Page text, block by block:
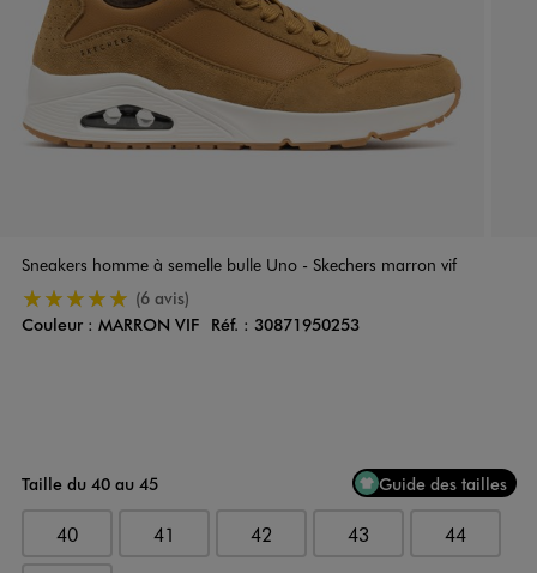
Sneakers homme à semelle bulle Uno - Skechers marron vif
5/5 de moyenne(6 avis)
Couleur
Couleur : MARRON VIF Réf. : 30871950253
Taille du 40 au 45 Guide des tailles
40 41 42 43 44